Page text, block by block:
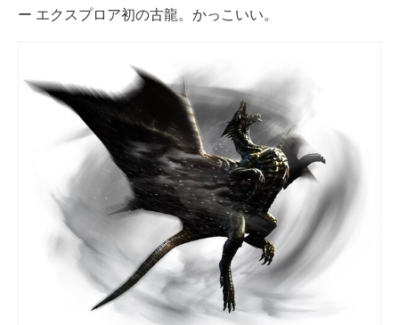
ー エクスプロア初の古龍。かっこいい。